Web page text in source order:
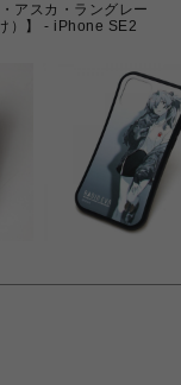
アスカ・ラングレー
）】 - iPhone SE2